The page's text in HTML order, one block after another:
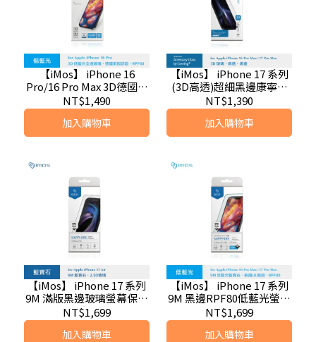
【iMos】 iPhone 16
Pro/16 Pro Max 3D德國萊
因認證 RPF60低藍光(全透
明)螢幕保護貼
NT$1,490
加入購物車
【iMos】 iPhone 17 系列
(3D高透)超細黑邊康寧玻
璃貼 (AGbc)
NT$1,390
加入購物車
【iMos】 iPhone 17 系列
9M 滿版黑邊玻璃螢幕保護
貼 Sapphire Gaming
Glass 人造藍寶石
NT$1,699
加入購物車
【iMos】 iPhone 17 系列
9M 黑邊RPF80低藍光螢幕
保護貼 Sapphire Gaming
Glass 人造藍寶石
NT$1,699
加入購物車